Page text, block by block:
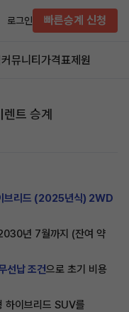
로그인 빠른승계 신청
커뮤니티 가격표제원
트 승계
브리드 (2025년식) 2WD
년 7월까지 (잔여 약
선납 조건으로 초기 비용
하이브리드 SUV를